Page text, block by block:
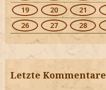
19
20 21
26
27 28
Letzte Kommentare